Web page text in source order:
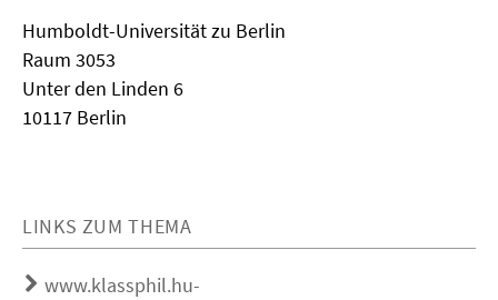
Humboldt-Universität zu Berlin
Raum 3053
Unter den Linden 6
10117 Berlin
LINKS ZUM THEMA
www.klassphil.hu-